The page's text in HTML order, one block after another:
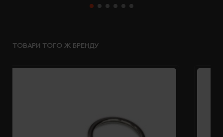
ТОВАРИ ТОГО Ж БРЕНДУ